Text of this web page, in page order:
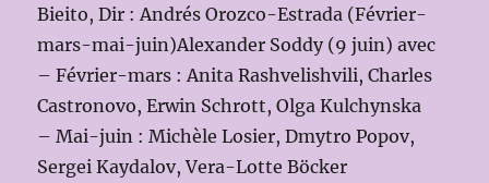
Bieito, Dir : Andrés Orozco-Estrada (Février-
mars-mai-juin)Alexander Soddy (9 juin) avec
– Février-mars : Anita Rashvelishvili, Charles
Castronovo, Erwin Schrott, Olga Kulchynska
– Mai-juin : Michèle Losier, Dmytro Popov,
Sergei Kaydalov, Vera-Lotte Böcker